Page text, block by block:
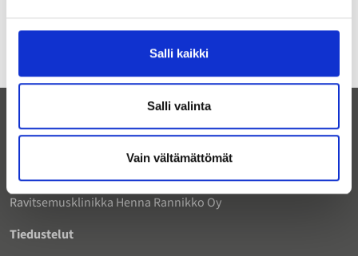
Salli kaikki
Salli valinta
Vain vältämättömät
Ravitsemusklinikka Henna Rannikko Oy
Tiedustelut